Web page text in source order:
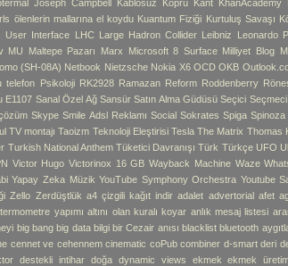
Joseph Campbell Kablosuz Köprü Kant KhanAcademy
ölenlerin mallarına el koydu Kuantum Fiziği Kurtuluş Savaşı
User Interface LHC Large Hadron Collider Leibniz Leonardo
MU Maltepe Pazarı Marx Microsoft 8 Surface Milliyet Blog
(SH-08A) Netbook Nietzsche Nokia X6 OCD OKB
telefon Psikoloji RK2928 Ramazan Reform Roddenberry
E1107 Sanal Özel Ağ Sansür Satın Alma Güdüsü Seçici Seçmeci
Skype Smile Adsl Reklamı Social Sokrates Spiga Spinoza
TV montajı Taoizm Teknoloji Eleştirisi Tesla The Matrix Thomas
Turkish National Anthem Tüketici Davranışı Türk Türkçe UFO
Victor Hugo Victorinox 16 GB Wayback Machine Waze
Yapay Zeka Müzik YouTube Symphony Orchestra Youtube
Zello Zerdüştlük a4 çizgili kağıt indir adalet advertorial afet
yapımı altını olan kuralı koyar anlık mesaj listesi
big bang big data bilgi bir Cezair anısı blacklist bluetooth
cennet ve cehennem cinematic coPub combiner d-smart deri
destekli intihar doğa dynamic views ekmek ekmek